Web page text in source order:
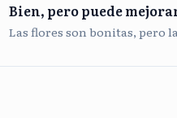
Bien, pero puede
Las flores son bonitas, pero